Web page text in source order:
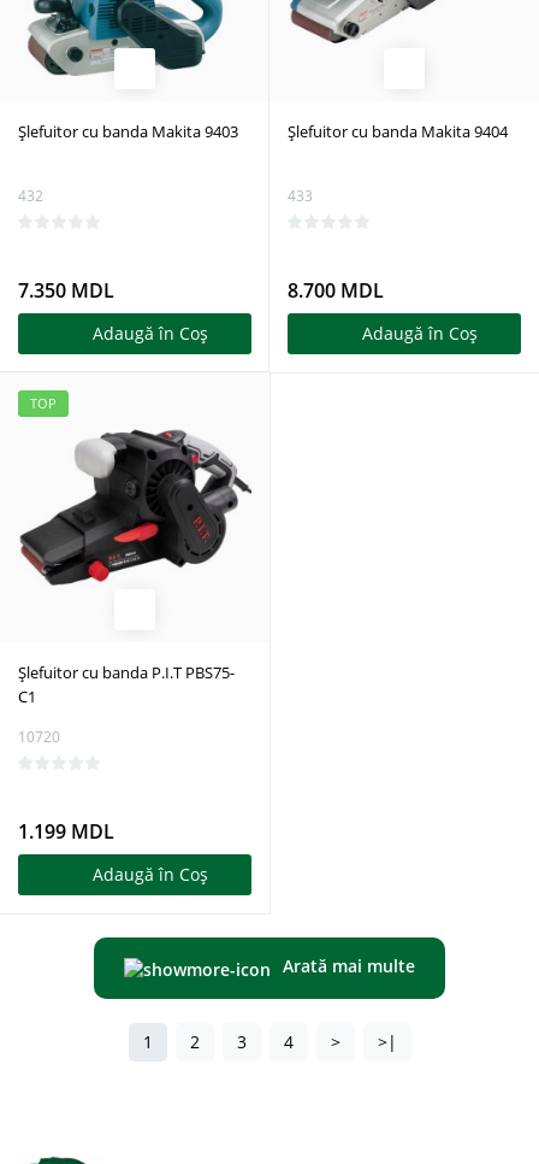
Șlefuitor cu banda Makita 9403
432
7.350 MDL
Adaugă în Coş
Șlefuitor cu banda Makita 9404
433
8.700 MDL
Adaugă în Coş
TOP
Șlefuitor cu banda P.I.T PBS75-
C1
10720
1.199 MDL
Adaugă în Coş
Arată mai multe
1 2 3 4 > >|